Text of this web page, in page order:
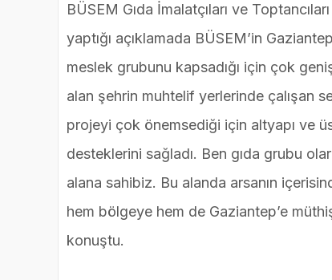
BÜSEM Gıda İmalatçıları ve
yaptığı açıklamada BÜSEM’in
meslek grubunu kapsadığı için çok
alan şehrin muhtelif yerlerinde çalışan
projeyi çok önemsediği için altyapı ve
desteklerini sağladı. Ben gıda grubu
alana sahibiz. Bu alanda arsanın
hem bölgeye hem de Gaziantep’e
konuştu.